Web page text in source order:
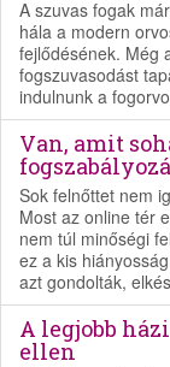
A szuvas fogak
hála a modern
fejlődésének. Még
fogszuvasodást
indulnunk a
Van, amit
Sok felnőttet nem
Most az online tér
nem túl minőségi
ez a kis
azt gondolták,
A legjobb
ellen